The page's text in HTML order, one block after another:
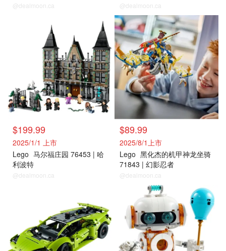
@dealmoon.ca @dealmoon.ca
$199.99
2025/1/1 上市
Lego 马尔福庄园 76453 | 哈
利波特
@dealmoon.ca
$89.99
2025/8/1上市
Lego 黑化杰的机甲神龙坐骑
71843 | 幻影忍者
@dealmoon.ca